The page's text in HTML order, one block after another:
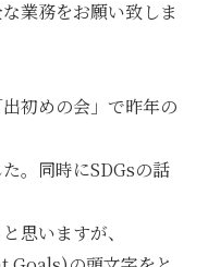
業務をお願い致しま
初めの会」で昨年の
。同時にSDGsの話
思いますが、